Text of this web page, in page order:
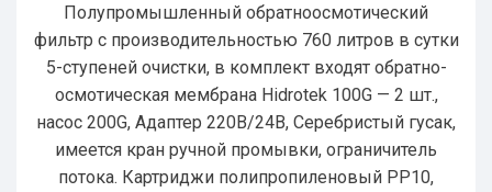
Полупромышленный обратноосмотический
фильтр с производительностью 760 литров в сутки
5-ступеней очистки, в комплект входят обратно-
осмотическая мембрана Hidrotek 100G — 2 шт.,
насос 200G, Адаптер 220В/24В, Серебристый гусак,
имеется кран ручной промывки, ограничитель
потока. Картриджи полипропиленовый РР10,